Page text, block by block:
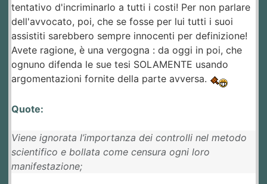
tentativo d'incriminarlo a tutti i costi! Per non parlare
dell'avvocato, poi, che se fosse per lui tutti i suoi
assistiti sarebbero sempre innocenti per definizione!
Avete ragione, è una vergogna : da oggi in poi, che
ognuno difenda le sue tesi SOLAMENTE usando
argomentazioni fornite della parte avversa.
Quote:
Viene ignorata l’importanza dei controlli nel metodo
scientifico e bollata come censura ogni loro
manifestazione;